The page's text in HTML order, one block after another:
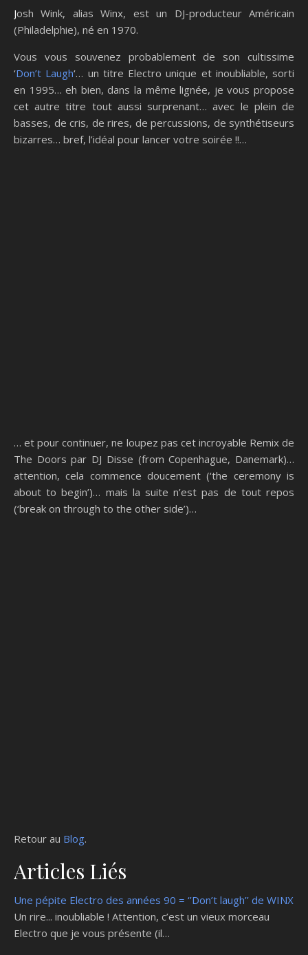
Josh Wink, alias Winx, est un DJ-producteur Américain
(Philadelphie), né en 1970.
Vous vous souvenez probablement de son cultissime
‘Don’t Laugh‘… un titre Electro unique et inoubliable, sorti
en 1995… eh bien, dans la même lignée, je vous propose
cet autre titre tout aussi surprenant… avec le plein de
basses, de cris, de rires, de percussions, de synthétiseurs
bizarres… bref, l’idéal pour lancer votre soirée !!…
… et pour continuer, ne loupez pas cet incroyable Remix de
The Doors par DJ Disse (from Copenhague, Danemark)…
attention, cela commence doucement (‘the ceremony is
about to begin’)… mais la suite n’est pas de tout repos
(‘break on through to the other side’)…
Retour au Blog.
Articles Liés
Une pépite Electro des années 90 = ‘’Don’t laugh’’ de WINX
Un rire... inoubliable ! Attention, c’est un vieux morceau
Electro que je vous présente (il…